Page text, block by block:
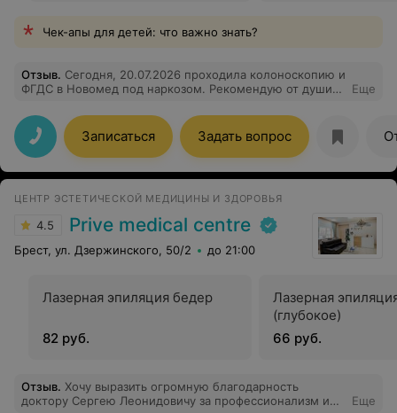
Чек-апы для детей: что важно знать?
Отзыв. Сегодня, 20.07.2026 проходила колоноскопию и
ФГДС в Новомед под наркозом. Рекомендую от души
внимательное отношение, быструю и качественную
процедуру. Все легко, просто и доступно с таким
персоналом Никакого дискомфорта и нервов. Успехов
вам! Вы лучшие!
Еще
Записаться Задать вопрос
ЦЕНТР ЭСТЕТИЧЕСКОЙ МЕДИЦИНЫ И ЗДОРОВЬЯ
4.5 Prive medical centre
Брест, ул. Дзержинского, 50/2 до 21:00
Лазерная эпиляция бедер
82 руб.
Лазерная
(глубокое)
66 руб.
Отзыв. Хочу выразить огромную благодарность
доктору Сергею Леонидовичу за профессионализм и
Еще